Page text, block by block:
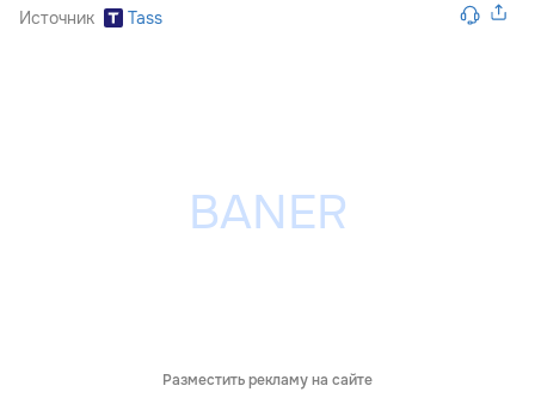
Источник Tass
Разместить рекламу на сайте